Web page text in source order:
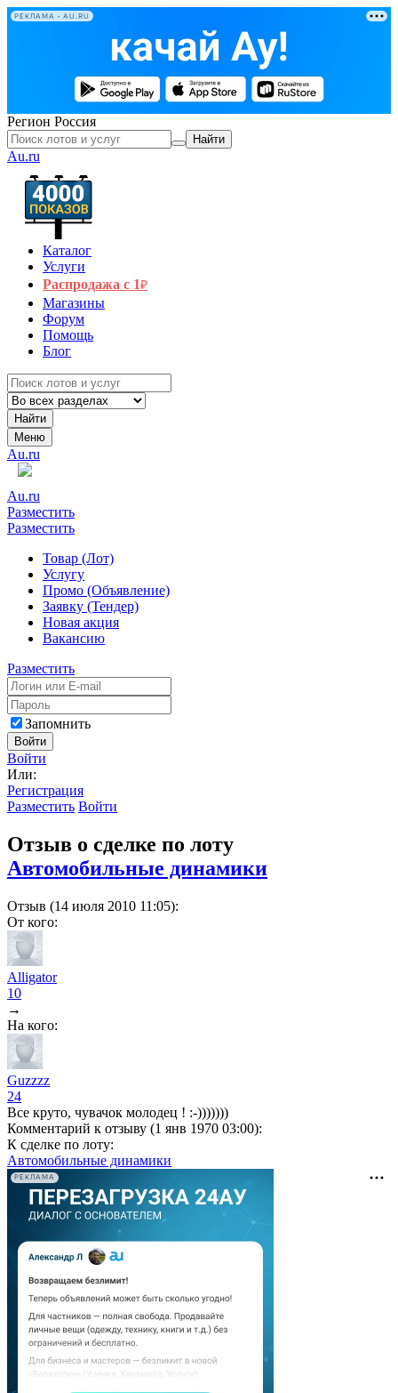
РЕКЛАМА • AU.RU
Регион Россия
Найти
Au.ru
Каталог
Услуги
Распродажа с 1₽
Магазины
Форум
Помощь
Блог
Найти
Меню
Au.ru
Au.ru
Разместить
Разместить
Товар (Лот)
Услугу
Промо (Объявление)
Заявку (Тендер)
Новая акция
Вакансию
Разместить
Запомнить
Войти
Войти
Или:
Регистрация
Разместить Войти
Отзыв о сделке по лоту
Автомобильные динамики
Отзыв (14 июля 2010 11:05):
От кого:
Alligator
10
→
На кого:
Guzzzz
24
Все круто, чувачок молодец ! :-)))))))
Комментарий к отзыву (1 янв 1970 03:00):
К сделке по лоту:
Автомобильные динамики
РЕКЛАМА